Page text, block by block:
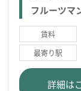
フルーツ
賃料
最寄り駅
詳細は